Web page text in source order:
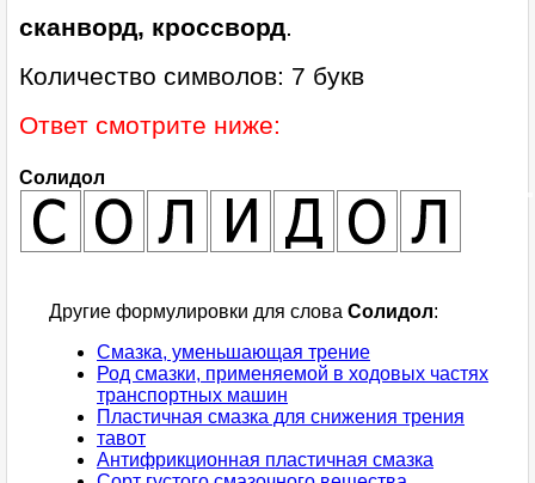
сканворд, кроссворд.
Количество символов: 7 букв
Ответ смотрите ниже:
Солидол
Другие формулировки для слова Солидол:
Смазка, уменьшающая трение
Род смазки, применяемой в ходовых частях
транспортных машин
Пластичная смазка для снижения трения
тавот
Антифрикционная пластичная смазка